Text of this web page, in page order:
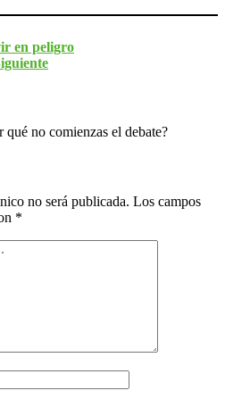
en peligro
no comienzas el debate?
no será publicada. Los campos
*